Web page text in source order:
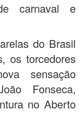
carnaval e
do Brasil
os torcedores
sensação
Fonseca,
no Aberto